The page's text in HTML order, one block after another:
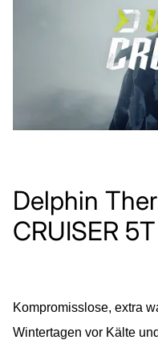
Delphin
CRUISER 5T
Kompromisslose, extra
Wintertagen vor Kälte